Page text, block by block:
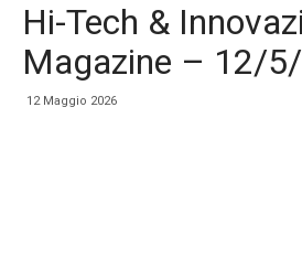
Hi-Tech &
Magazine – 12/
12 Maggio 2026